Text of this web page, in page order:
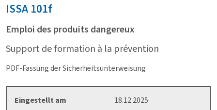
ISSA 101f
Emploi des produits dangereux
Support de formation à la prévention
PDF-Fassung der Sicherheitsunterweisung
Eingestellt am
18.12.2025